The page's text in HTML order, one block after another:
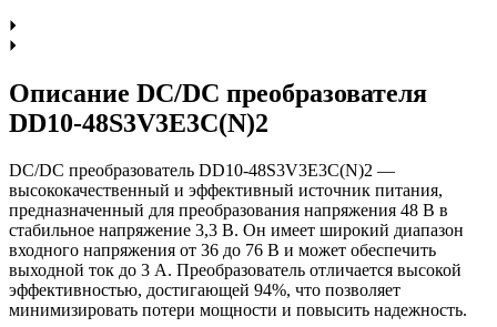
Описание DC/DC преобразователя
DD10-48S3V3E3C(N)2
DC/DC преобразователь DD10-48S3V3E3C(N)2 —
высококачественный и эффективный источник питания,
предназначенный для преобразования напряжения 48 В в
стабильное напряжение 3,3 В. Он имеет широкий диапазон
входного напряжения от 36 до 76 В и может обеспечить
выходной ток до 3 А. Преобразователь отличается высокой
эффективностью, достигающей 94%, что позволяет
минимизировать потери мощности и повысить надежность.